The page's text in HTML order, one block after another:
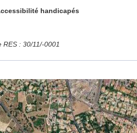
handicapés
RES : 30/11/-0001